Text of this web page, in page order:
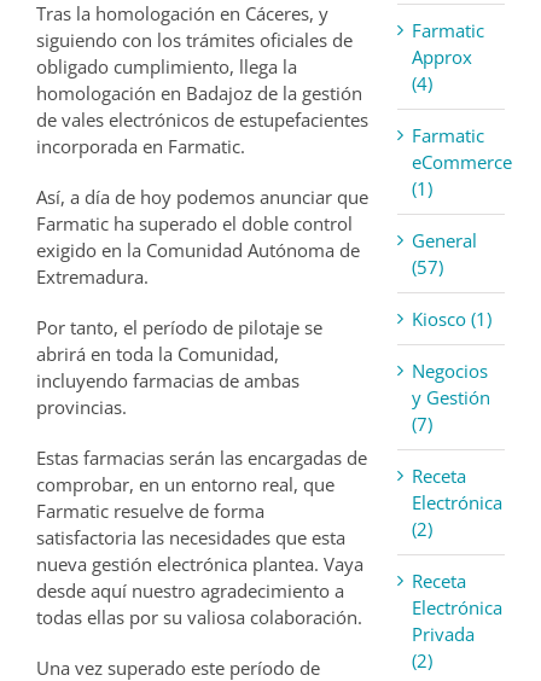
Tras la homologación en Cáceres, y
siguiendo con los trámites oficiales de
obligado cumplimiento, llega la
homologación en Badajoz de la gestión
de vales electrónicos de estupefacientes
incorporada en Farmatic.
Así, a día de hoy podemos anunciar que
Farmatic ha superado el doble control
exigido en la Comunidad Autónoma de
Extremadura.
Por tanto, el período de pilotaje se
abrirá en toda la Comunidad,
incluyendo farmacias de ambas
provincias.
Estas farmacias serán las encargadas de
comprobar, en un entorno real, que
Farmatic resuelve de forma
satisfactoria las necesidades que esta
nueva gestión electrónica plantea. Vaya
desde aquí nuestro agradecimiento a
todas ellas por su valiosa colaboración.
Una vez superado este período de
Farmatic
Approx
(4)
Farmatic
eCommerce
(1)
General
(57)
Kiosco (1)
Negocios
y Gestión
(7)
Receta
Electrónica
(2)
Receta
Electrónica
Privada
(2)